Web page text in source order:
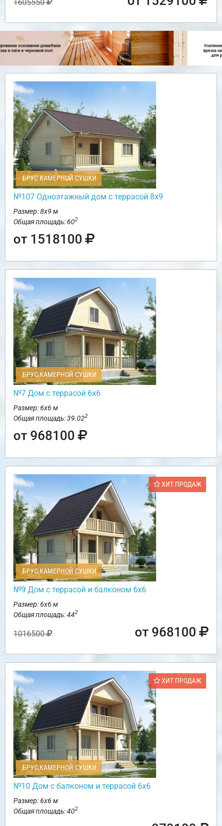
1605550
БРУС КАМЕРНОЙ СУШКИ
№107 Одноэтажный дом с террасой 8х9
Размер: 8х9 м
Общая площадь: 602
от 1518100
БРУС КАМЕРНОЙ СУШКИ
№7 Дом с террасой 6х6
Размер: 6х6 м
Общая площадь: 39.022
от 968100
ХИТ ПРОДАЖ
БРУС КАМЕРНОЙ СУШКИ
№9 Дом с террасой и балконом 6х6
Размер: 6х6 м
Общая площадь: 442
1016500 от 968100
ХИТ ПРОДАЖ
БРУС КАМЕРНОЙ СУШКИ
№10 Дом с балконом и террасой 6х6
Размер: 6х6 м
Общая площадь: 402